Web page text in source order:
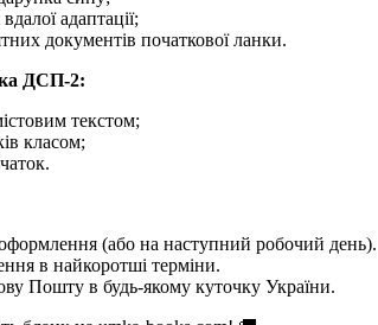
адаптації;
документів початкової ланки.
ДСП-2:
текстом;
класом;
(або на наступний робочий день).
в найкоротші терміни.
Пошту в будь-якому куточку України.